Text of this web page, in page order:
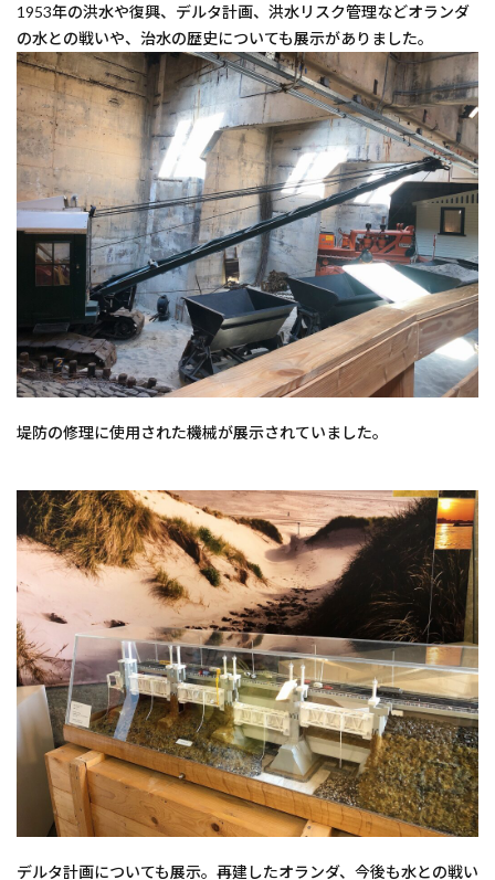
1953年の洪水や復興、デルタ計画、洪水リスク管理などオランダ
の水との戦いや、治水の歴史についても展示がありました。
堤防の修理に使用された機械が展示されていました。
デルタ計画についても展示。再建したオランダ、今後も水との戦い